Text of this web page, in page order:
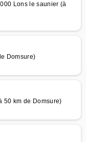
Lons le saunier (à
Domsure)
50 km de Domsure)